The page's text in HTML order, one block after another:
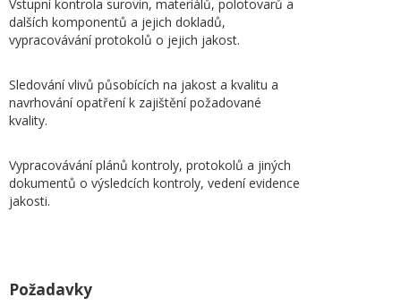
Vstupní kontrola surovin, materiálů, polotovarů a
dalších komponentů a jejich dokladů,
vypracovávání protokolů o jejich jakost.
Sledování vlivů působících na jakost a kvalitu a
navrhování opatření k zajištění požadované
kvality.
Vypracovávání plánů kontroly, protokolů a jiných
dokumentů o výsledcích kontroly, vedení evidence
jakosti.
Požadavky